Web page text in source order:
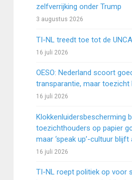
zelfverrijking onder Trump
3 augustus 2026
TI-NL treedt toe tot de
16 juli 2026
OESO: Nederland scoort
transparantie, maar
16 juli 2026
Klokkenluidersbescherming
toezichthouders op papier
maar ‘speak up’-cultuur blijft
16 juli 2026
TI-NL roept politiek op voor